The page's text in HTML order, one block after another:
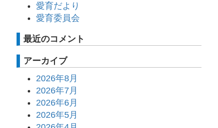
愛育だより
愛育委員会
最近のコメント
アーカイブ
2026年8月
2026年7月
2026年6月
2026年5月